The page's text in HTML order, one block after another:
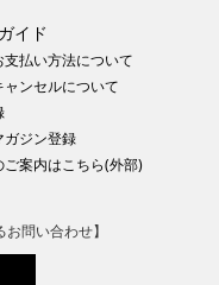
イド
支払い方法について
ャンセルについて
ガジン登録
ご案内はこちら(外部)
問い合わせ】